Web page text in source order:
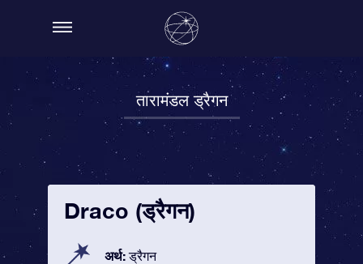
तारामंडल ड्रैगन
Draco (ड्रैगन)
अर्थ:ड्रैगन